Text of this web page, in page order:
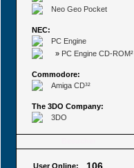
Neo Geo Pocket
NEC:
PC Engine
» PC Engine CD-ROM²
Commodore:
Amiga CD³²
The 3DO Company:
3DO
User Online: